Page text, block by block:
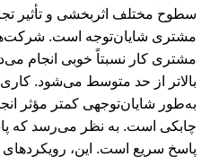
سطوح مختلف اثربخشی و تأثیر
مشتری شایان‌توجه است.
مشتری کار نسبتاً خوبی انجام
بالاتر از حد متوسط می‌شود.
به‌طور شایان‌توجهی کمتر مؤثر
چابکی است. به نظر می‌رسد که
پاسخ سریع است. این، رویکردهای